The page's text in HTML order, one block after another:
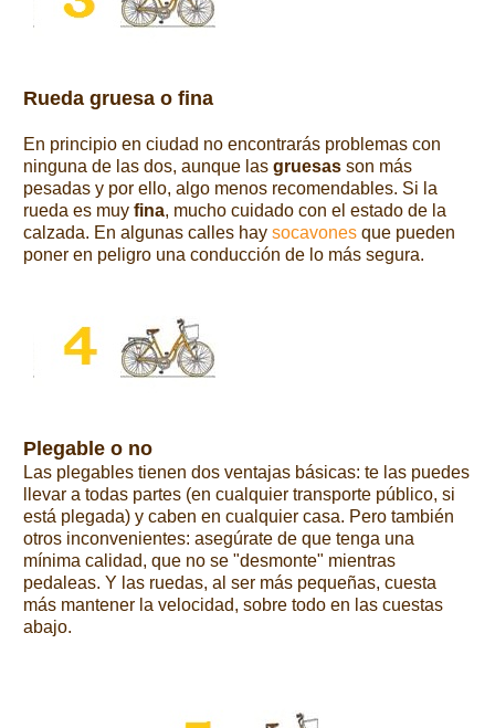
Rueda gruesa o fina
En principio en ciudad no encontrarás problemas con
ninguna de las dos, aunque las gruesas son más
pesadas y por ello, algo menos recomendables. Si la
rueda es muy fina, mucho cuidado con el estado de la
calzada. En algunas calles hay socavones que pueden
poner en peligro una conducción de lo más segura.
Plegable o no
Las plegables tienen dos ventajas básicas: te las puedes
llevar a todas partes (en cualquier transporte público, si
está plegada) y caben en cualquier casa. Pero también
otros inconvenientes: asegúrate de que tenga una
mínima calidad, que no se "desmonte" mientras
pedaleas. Y las ruedas, al ser más pequeñas, cuesta
más mantener la velocidad, sobre todo en las cuestas
abajo.